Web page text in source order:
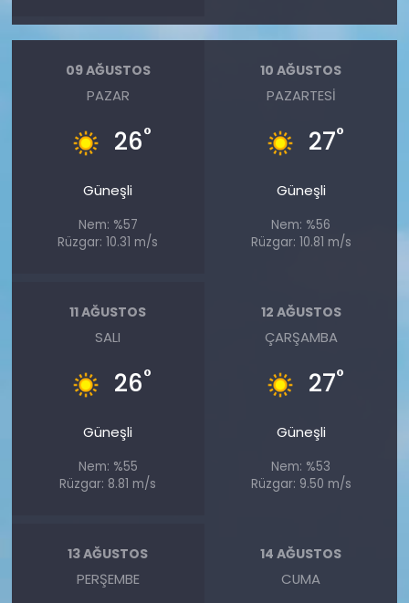
09 AĞUSTOS
PAZAR
26°
Güneşli
Nem: %57
Rüzgar: 10.31 m/s
10 AĞUSTOS
PAZARTESI
27°
Güneşli
Nem: %56
Rüzgar: 10.81 m/s
11 AĞUSTOS
SALI
26°
Güneşli
Nem: %55
Rüzgar: 8.81 m/s
12 AĞUSTOS
ÇARŞAMBA
27°
Güneşli
Nem: %53
Rüzgar: 9.50 m/s
13 AĞUSTOS
PERŞEMBE
14 AĞUSTOS
CUMA